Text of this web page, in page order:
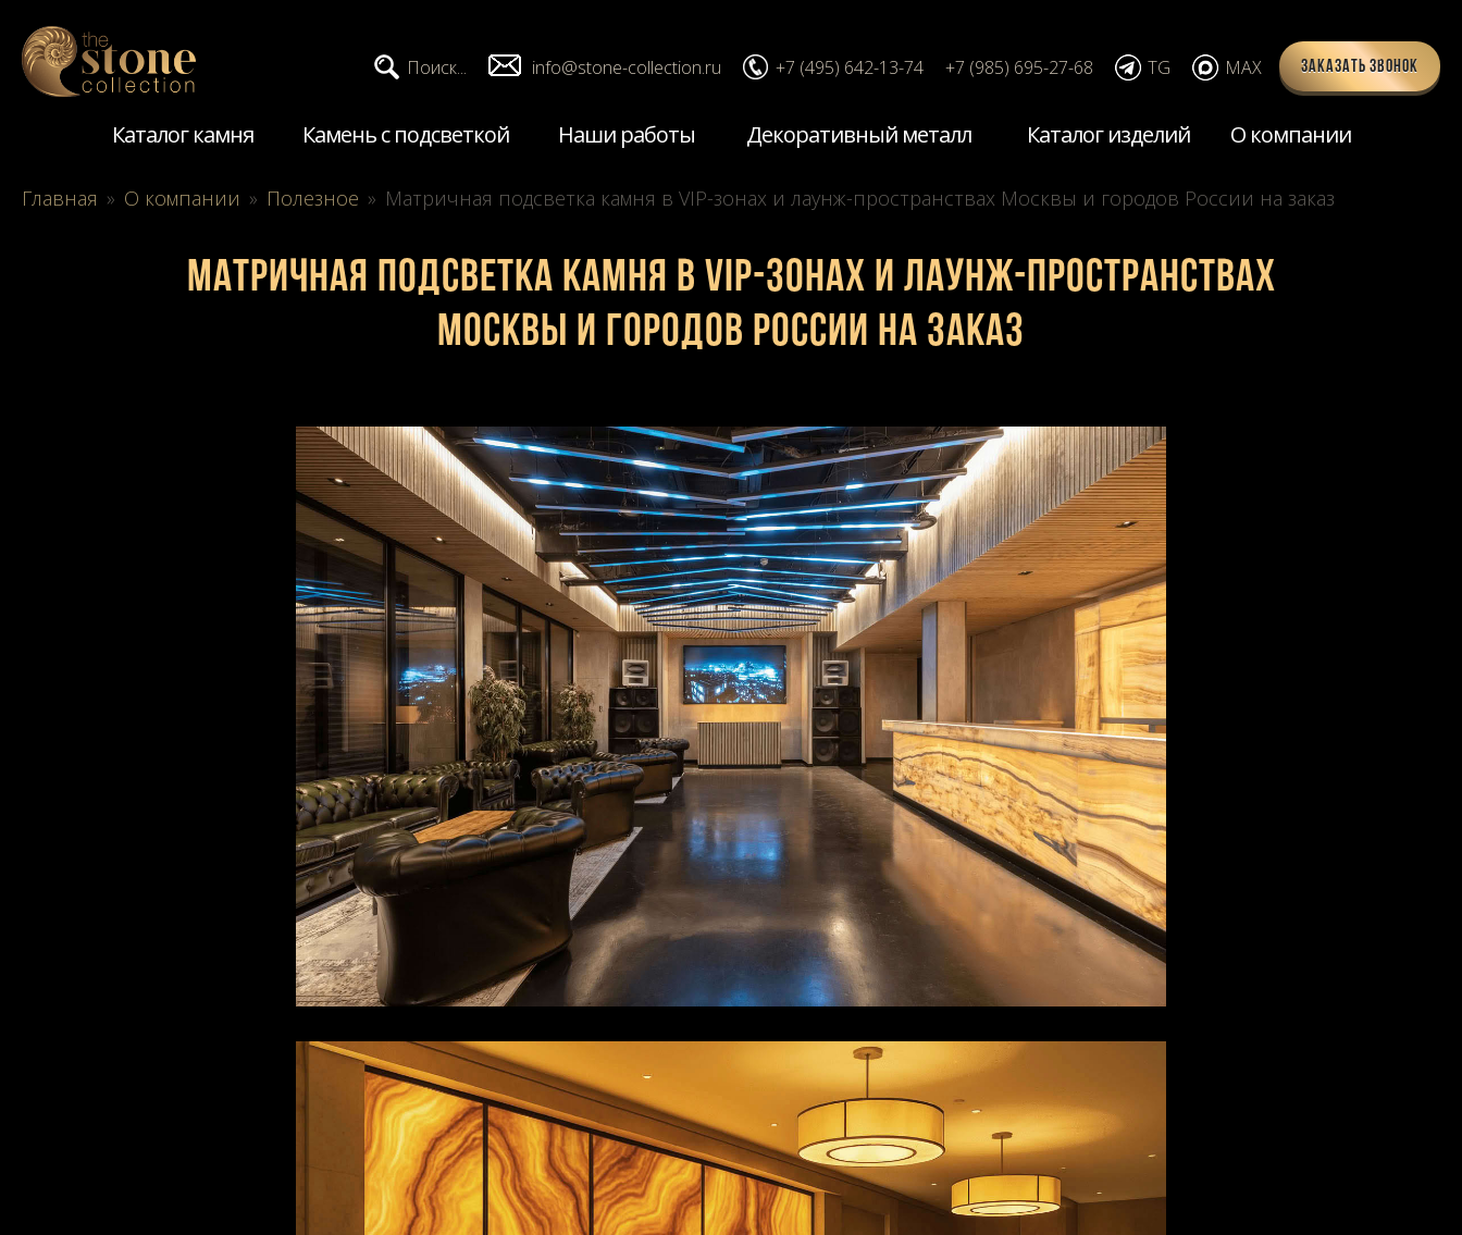
Заказать звонок
Поиск... info@stone-collection.ru +7 (495) 642-13-74 +7 (985) 695-27-68 TG MAX
Каталог камня Камень с подсветкой Наши работы Декоративный металл Каталог изделий О компании
Главная » О компании » Полезное » Матричная подсветка камня в VIP-зонах и лаунж-пространствах Москвы и городов России на заказ
Матричная подсветка камня в VIP-зонах и лаунж-пространствах
Москвы и городов России на заказ